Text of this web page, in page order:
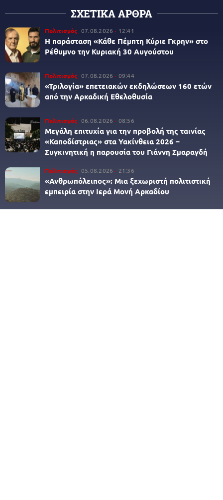
ΣΧΕΤΙΚΑ ΑΡΘΡΑ
Πολιτισμός 07.08.2026 12:41
Η παράσταση «Κάθε Πέμπτη Κύριε Γκρην» στο
Ρέθυμνο την Κυριακή 30 Αυγούστου
Πολιτισμός 07.08.2026 09:44
«Τριλογία» επετειακών εκδηλώσεων 160 ετών
από την Αρκαδική Εθελοθυσία
Πολιτισμός 06.08.2026 08:56
Μεγάλη επιτυχία για την προβολή της ταινίας
«Καποδίστριας» στα Υακίνθεια 2026 –
Συγκινητική η παρουσία του Γιάννη Σμαραγδή
Πολιτισμός 05.08.2026 21:36
«Ανθρωπόλειπος»: Μια ξεχωριστή πολιτιστική
εμπειρία στην Ιερά Μονή Αρκαδίου